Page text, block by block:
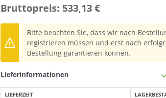
Bruttopreis: 533,13 €
Bitte beachten Sie, dass wir nach
registrieren müssen und erst nach
Bestellung garantieren können.
Lieferinformationen
LIEFERZEIT